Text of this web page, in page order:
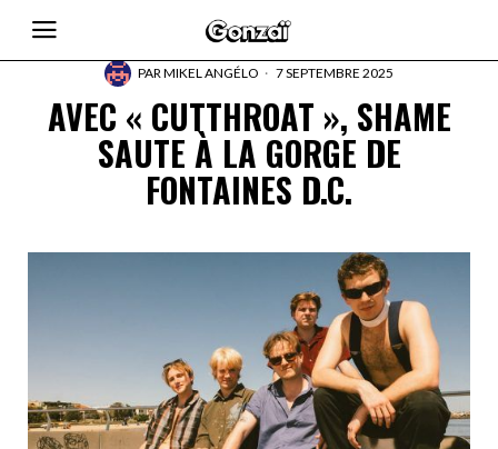
PARMIKEL ANGÉLO 7 SEPTEMBRE 2025
AVEC « CUTTHROAT », SHAME
SAUTE À LA GORGE DE
FONTAINES D.C.